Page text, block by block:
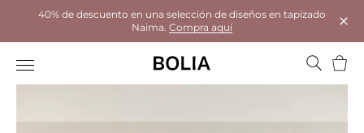
40% de descuento en una selección de diseños en tapizado
Naima. Compra aquí